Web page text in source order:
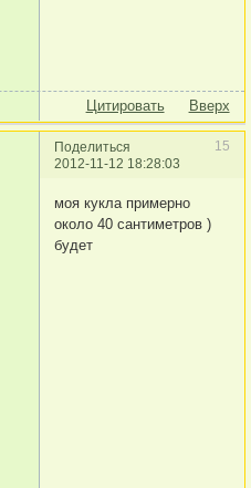
Цитировать Вверх
Поделиться
15
2012-11-12 18:28:03
моя кукла примерно
около 40 сантиметров )
будет